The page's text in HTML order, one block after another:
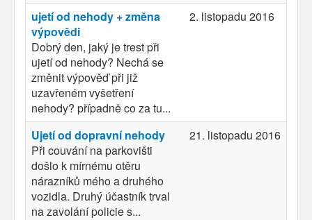
ujetí od nehody + změna
výpovědi
Dobrý den, jaký je trest při
ujetí od nehody? Nechá se
změnit výpověď při již
uzavřeném vyšetření
nehody? případně co za tu...
2. listopadu 2016
Ujetí od dopravní nehody
Při couvání na parkovišti
došlo k mírnému otěru
nárazníků mého a druhého
vozidla. Druhý účastník trval
na zavolání policie s...
21. listopadu 2016